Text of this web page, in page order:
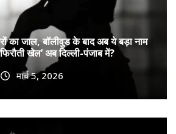
का जाल, बॉलीवुड के बाद अब ये बड़ा नाम
खेल’ अब दिल्ली-पंजाब में?
मार्च 5, 2026